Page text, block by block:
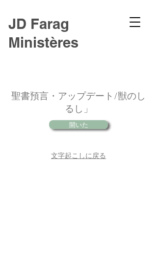
JD Farag
Ministères
聖書預言・アップデート/獣のし
るし」
開いた
文字起こしに戻る